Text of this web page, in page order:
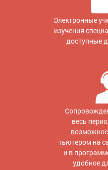
Электронные
изучения
доступные
весь
тьютером на
и в
удобное